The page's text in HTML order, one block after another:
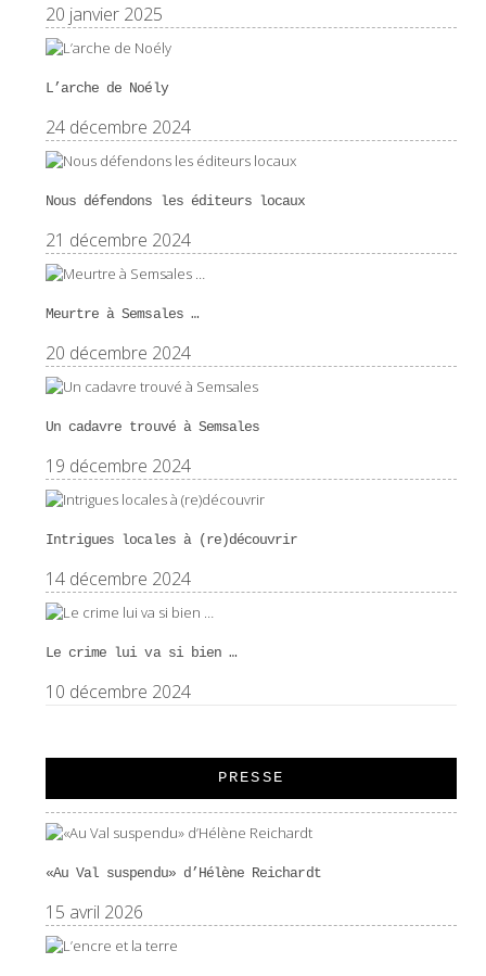
20 janvier 2025
L’arche de Noély
24 décembre 2024
Nous défendons les éditeurs locaux
21 décembre 2024
Meurtre à Semsales …
20 décembre 2024
Un cadavre trouvé à Semsales
19 décembre 2024
Intrigues locales à (re)découvrir
14 décembre 2024
Le crime lui va si bien …
10 décembre 2024
PRESSE
«Au Val suspendu» d’Hélène Reichardt
15 avril 2026